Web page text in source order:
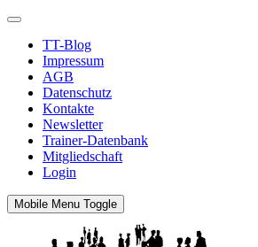
TT-Blog
Impressum
AGB
Datenschutz
Kontakte
Newsletter
Trainer-Datenbank
Mitgliedschaft
Login
Mobile Menu Toggle